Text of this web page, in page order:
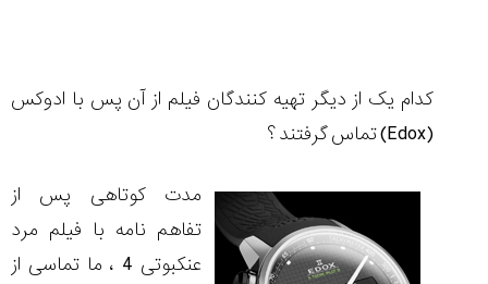
کدام یک از دیگر تهیه کنندگان فیلم از آن پس با ادوکس
(Edox)تماس گرفتند ؟
مدت کوتاهی پس از
تفاهم نامه با فیلم مرد
عنکبوتی 4 ، ما تماسی از